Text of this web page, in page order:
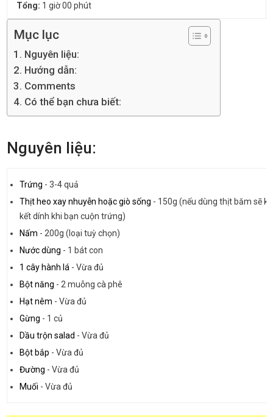
Tổng: 1 giờ 00 phút
Mục lục
Nguyên liệu:
Hướng dẫn:
Comments
Có thể bạn chưa biết:
Nguyên liệu:
Trứng -3-4 quả
Thịt heo xay nhuyễn hoặc giò sống - 150g (nếu dùng thịt băm sẽ
kết dính khi bạn cuộn trứng)
Nấm - 200g (loại tuỳ chọn)
Nước dùng - 1 bát con
1 cây hành lá -Vừa đủ
Bột năng - 2 muỗng cà phê
Hạt nêm -Vừa đủ
Gừng - 1 củ
Dầu trộn salad -Vừa đủ
Bột bắp -Vừa đủ
Đường -Vừa đủ
Muối -Vừa đủ